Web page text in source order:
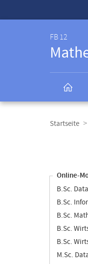
FB 12
Navigation
Startseite
Online-
B.Sc.
B.Sc.
B.Sc.
B.Sc.
B.Sc.
M.Sc.